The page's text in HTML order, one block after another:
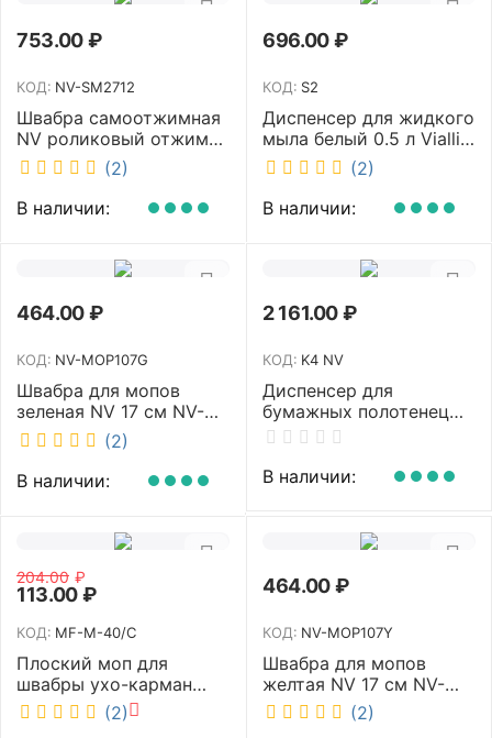
753.00₽
КОД: NV-SM2712
Швабра самоотжимная
NV роликовый отжим
насадка PVA 27 см
телескопическая
рукоятка 70-125 см NV-
SM2712
(2)
В наличии:
696.00₽
КОД: S2
Диспенсер для жидкого
мыла белый 0.5 л Vialli
S2
(2)
В наличии:
464.00₽
КОД: NV-MOP107G
Швабра для мопов
зеленая NV 17 см NV-
MOP107G (2)
В наличии:
2 161.00₽
КОД: K4 NV
Диспенсер для
бумажных полотенец
NV белый K4 NV
В наличии:
204.00 ₽
113.00₽
КОД: MF-M-40/C
Плоский моп для
швабры ухо-карман
белый 40 см NV MF-M-
40/C
(2)
464.00₽
КОД: NV-MOP107Y
Швабра для мопов
желтая NV 17 см NV-
MOP107Y (2)